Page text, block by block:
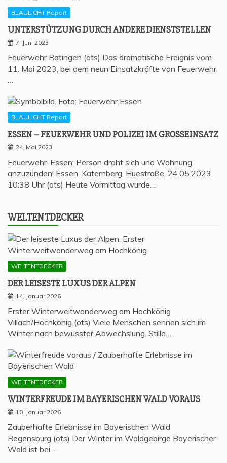
BLAULICHT Report
UNTER­STÜT­ZUNG DURCH ANDE­RE DIENSTSTELLEN
7. Juni 2023
Feuerwehr Ratingen (ots) Das dramatische Ereignis vom
11. Mai 2023, bei dem neun Einsatzkräfte von Feuerwehr,
…
BLAULICHT Report
ESSEN – FEU­ER­WEHR UND POLI­ZEI IM GROSSEINSATZ
24. Mai 2023
Feuerwehr-Essen: Person droht sich und Wohnung
anzuzünden! Essen-Katernberg, Huestraße, 24.05.2023,
10:38 Uhr (ots) Heute Vormittag wurde…
WELT­ENT­DE­CKER
WELTENTDECKER
DER LEI­SES­TE LUXUS DER ALPEN
14. Januar 2026
Erster Winterweitwanderweg am Hochkönig
Villach/Hochkönig (ots) Viele Menschen sehnen sich im
Winter nach bewusster Abwechslung. Stille…
WELTENTDECKER
WIN­TER­FREU­DE IM BAYE­RI­SCHEN WALD VORAUS
10. Januar 2026
Zauberhafte Erlebnisse im Bayerischen Wald
Regensburg (ots) Der Winter im Waldgebirge Bayerischer
Wald ist bei…